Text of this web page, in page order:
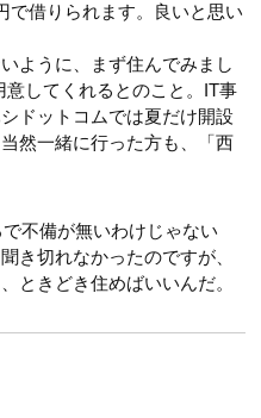
で借りられます。良いと思い
ように、まず住んでみまし
してくれるとのこと。IT事
ドットコムでは夏だけ開設
然一緒に行った方も、「西
不備が無いわけじゃない
き切れなかったのですが、
ときどき住めばいいんだ。